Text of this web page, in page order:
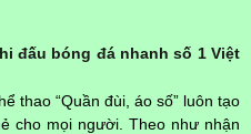
đấu bóng đá nhanh số 1 Việt
thao “Quần đùi, áo số” luôn tạo
cho mọi người. Theo như nhận